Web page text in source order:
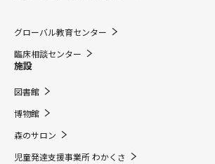
グローバル教育センター
臨床相談センター
施設
図書館
博物館
森のサロン
児童発達支援事業所 わかくさ